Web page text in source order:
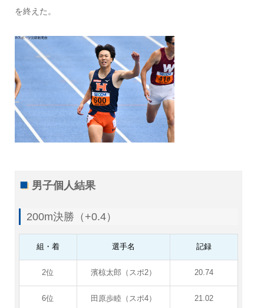
を終えた。
男子個人結果
200m決勝（+0.4）
組・着 選手名 記録
2位 濱椋太郎（スポ2） 20.74
6位 田原歩睦（スポ4） 21.02